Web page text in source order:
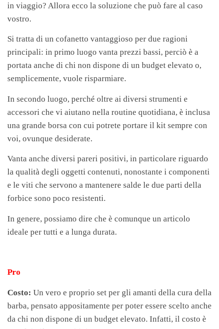
in viaggio? Allora ecco la soluzione che può fare al caso
vostro.
Si tratta di un cofanetto vantaggioso per due ragioni
principali: in primo luogo vanta prezzi bassi, perciò è a
portata anche di chi non dispone di un budget elevato o,
semplicemente, vuole risparmiare.
In secondo luogo, perché oltre ai diversi strumenti e
accessori che vi aiutano nella routine quotidiana, è inclusa
una grande borsa con cui potrete portare il kit sempre con
voi, ovunque desiderate.
Vanta anche diversi pareri positivi, in particolare riguardo
la qualità degli oggetti contenuti, nonostante i componenti
e le viti che servono a mantenere salde le due parti della
forbice sono poco resistenti.
In genere, possiamo dire che è comunque un articolo
ideale per tutti e a lunga durata.
Pro
Costo: Un vero e proprio set per gli amanti della cura della
barba, pensato appositamente per poter essere scelto anche
da chi non dispone di un budget elevato. Infatti, il costo è